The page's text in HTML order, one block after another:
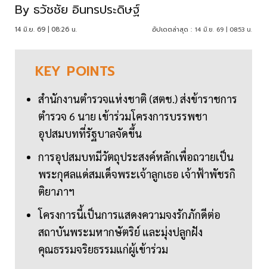
By ธวัชชัย อินทรประดิษฐ์
14 มิ.ย. 69 | 08:26 น. อัปเดตล่าสุด : 14 มิ.ย. 69 | 08:53 น.
KEY POINTS
สำนักงานตำรวจแห่งชาติ (สตช.) ส่งข้าราชการ
ตำรวจ 6 นาย เข้าร่วมโครงการบรรพชา
อุปสมบทที่รัฐบาลจัดขึ้น
การอุปสมบทมีวัตถุประสงค์หลักเพื่อถวายเป็น
พระกุศลแด่สมเด็จพระเจ้าลูกเธอ เจ้าฟ้าพัชรกิ
ติยาภาฯ
โครงการนี้เป็นการแสดงความจงรักภักดีต่อ
สถาบันพระมหากษัตริย์ และมุ่งปลูกฝัง
คุณธรรมจริยธรรมแก่ผู้เข้าร่วม